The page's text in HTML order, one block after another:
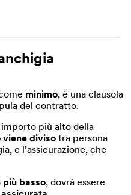
minimo, è una clausola
del contratto.
importo più alto della
viene diviso tra persona
e l'assicurazione, che
più basso, dovrà essere